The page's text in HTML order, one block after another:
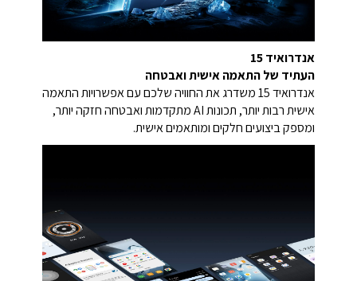
אנדרואיד 15
העתיד של התאמה אישית ואבטחה
אנדרואיד 15 משדרג את החוויה שלכם עם אפשרויות התאמה
אישית רבות יותר, תכונות AI מתקדמות ואבטחה חזקה יותר,
ומספק ביצועים חלקים ומותאמים אישית.